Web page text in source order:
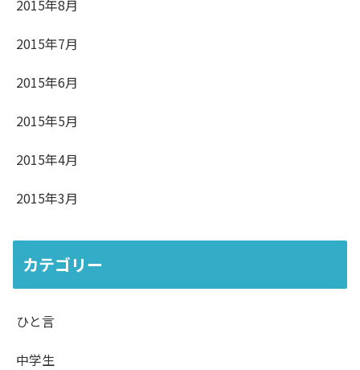
2015年8月
2015年7月
2015年6月
2015年5月
2015年4月
2015年3月
カテゴリー
ひと言
中学生